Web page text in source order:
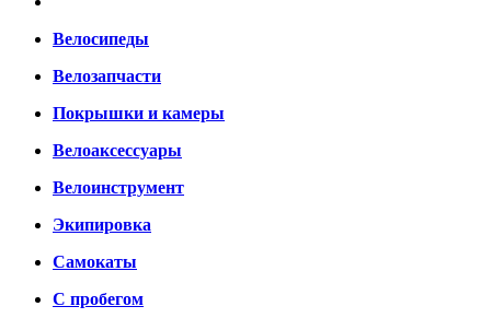
Велосипеды
Велозапчасти
Покрышки и камеры
Велоаксессуары
Велоинструмент
Экипировка
Самокаты
С пробегом